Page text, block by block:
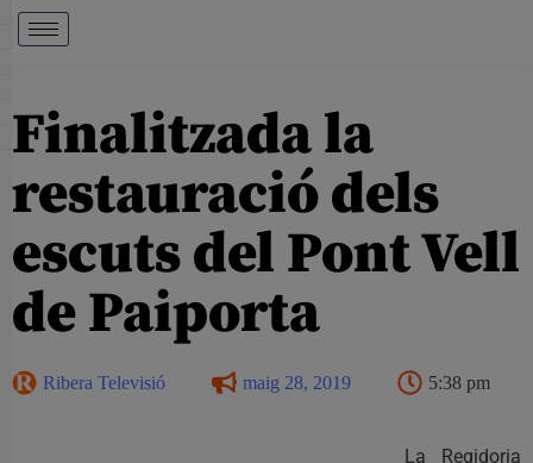
Finalitzada la
restauració dels
escuts del Pont Vell
de Paiporta
Ribera Televisió maig 28, 2019 5:38 pm
La Regidoria